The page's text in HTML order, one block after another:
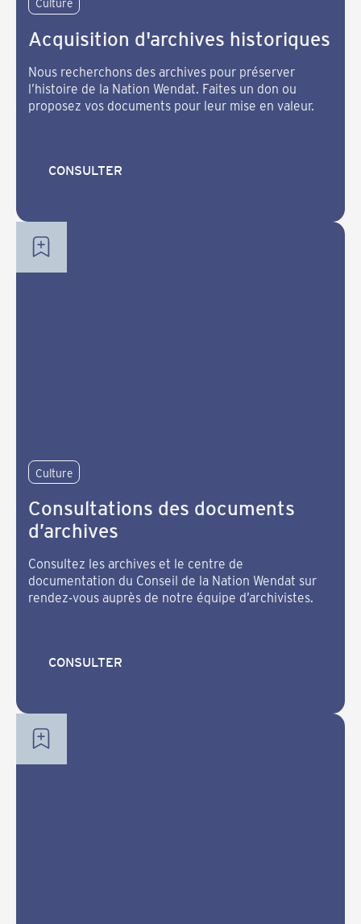
Acquisition d'archives historiques
Nous recherchons des archives pour préserver
l’histoire de la Nation Wendat. Faites un don ou
proposez vos documents pour leur mise en valeur.
CONSULTER
CONSULTER
Culture
Consultations des documents
d’archives
Consultez les archives et le centre de
documentation du Conseil de la Nation Wendat sur
rendez-vous auprès de notre équipe d’archivistes.
CONSULTER
CONSULTER